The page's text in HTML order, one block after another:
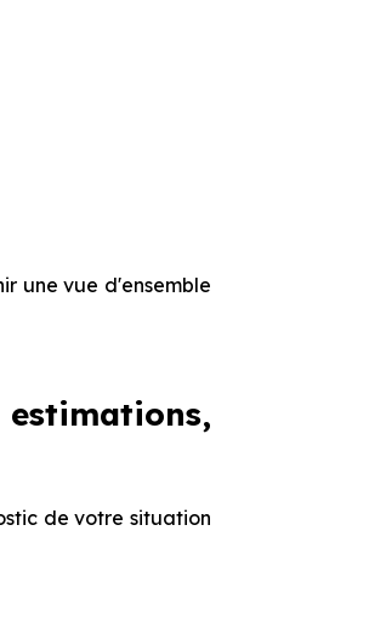
une vue d'ensemble
de votre situation